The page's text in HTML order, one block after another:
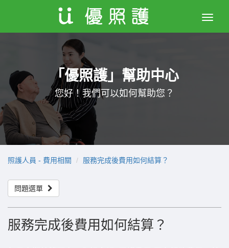
Toggle
「優照護」幫助中心
您好！我們可以如何幫助您？
照護人員 - 費用相關 服務完成後費用如何結算？
問題選單
服務完成後費用如何結算？